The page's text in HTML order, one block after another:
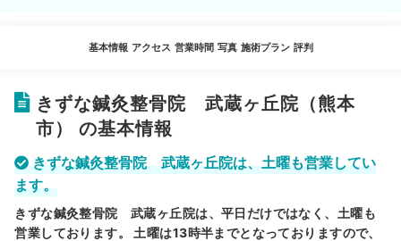
基本情報 アクセス 営業時間 写真 施術プラン 評判
きずな鍼灸整骨院 武蔵ヶ丘院（熊本
市） の基本情報
きずな鍼灸整骨院 武蔵ヶ丘院は、土曜も営業してい
ます。
きずな鍼灸整骨院 武蔵ヶ丘院は、平日だけではなく、土曜も
営業しております。 土曜は13時半までとなっておりますので、